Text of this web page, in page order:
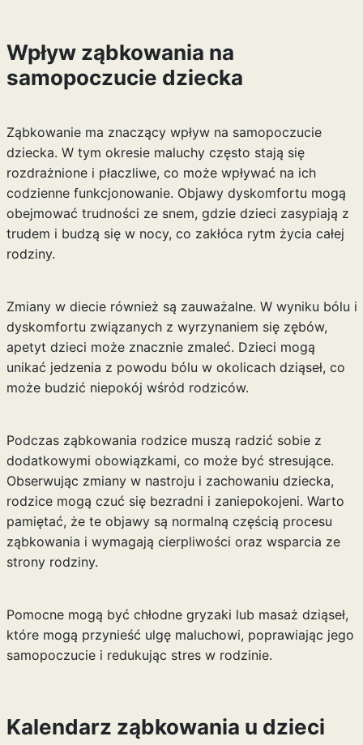
Wpływ ząbkowania na
samopoczucie dziecka
Ząbkowanie ma znaczący wpływ na samopoczucie
dziecka. W tym okresie maluchy często stają się
rozdrażnione i płaczliwe, co może wpływać na ich
codzienne funkcjonowanie. Objawy dyskomfortu mogą
obejmować trudności ze snem, gdzie dzieci zasypiają z
trudem i budzą się w nocy, co zakłóca rytm życia całej
rodziny.
Zmiany w diecie również są zauważalne. W wyniku bólu i
dyskomfortu związanych z wyrzynaniem się zębów,
apetyt dzieci może znacznie zmaleć. Dzieci mogą
unikać jedzenia z powodu bólu w okolicach dziąseł, co
może budzić niepokój wśród rodziców.
Podczas ząbkowania rodzice muszą radzić sobie z
dodatkowymi obowiązkami, co może być stresujące.
Obserwując zmiany w nastroju i zachowaniu dziecka,
rodzice mogą czuć się bezradni i zaniepokojeni. Warto
pamiętać, że te objawy są normalną częścią procesu
ząbkowania i wymagają cierpliwości oraz wsparcia ze
strony rodziny.
Pomocne mogą być chłodne gryzaki lub masaż dziąseł,
które mogą przynieść ulgę maluchowi, poprawiając jego
samopoczucie i redukując stres w rodzinie.
Kalendarz ząbkowania u dzieci